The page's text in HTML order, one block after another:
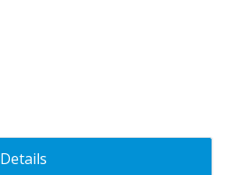
Details